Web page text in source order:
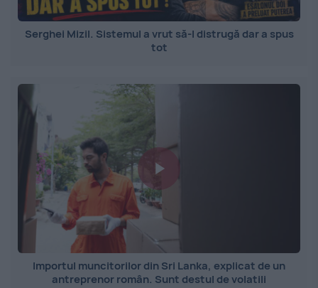
Serghei Mizil. Sistemul a vrut să-l distrugă dar a spus
tot
Importul muncitorilor din Sri Lanka, explicat de un
antreprenor român. Sunt destul de volatili